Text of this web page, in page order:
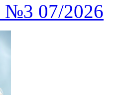
№3 07/2026